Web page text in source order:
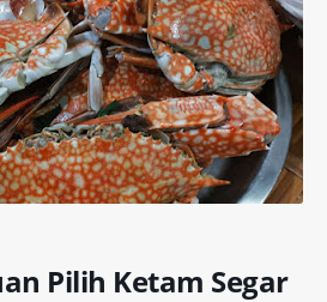
Pilih Ketam Segar